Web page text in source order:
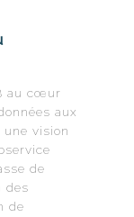
au cœur
aux
une vision
de
des
de